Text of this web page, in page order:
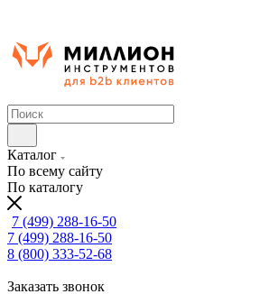
Каталог
По всему сайту
По каталогу
7 (499) 288-16-50
7 (499) 288-16-50
8 (800) 333-52-68
Заказать звонок